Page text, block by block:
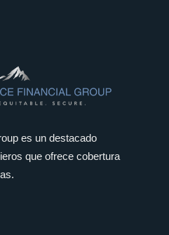
es un destacado
que ofrece cobertura